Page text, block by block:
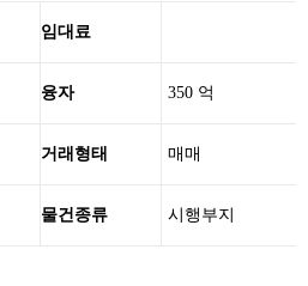
임대료
융자 350 억
거래형태 매매
물건종류 시행부지